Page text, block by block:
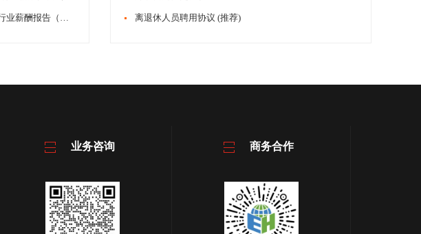
薪酬网重磅发布《2026年度老年公寓行业薪酬报告（国有企业）》 离退休人员聘用协议 (推荐)
业务咨询 商务合作